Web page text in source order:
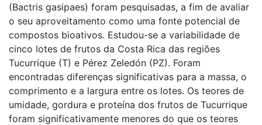
(Bactris gasipaes) foram pesquisadas, a fim de avaliar
o seu aproveitamento como uma fonte potencial de
compostos bioativos. Estudou-se a variabilidade de
cinco lotes de frutos da Costa Rica das regiões
Tucurrique (T) e Pérez Zeledón (PZ). Foram
encontradas diferenças significativas para a massa, o
comprimento e a largura entre os lotes. Os teores de
umidade, gordura e proteína dos frutos de Tucurrique
foram significativamente menores do que os teores